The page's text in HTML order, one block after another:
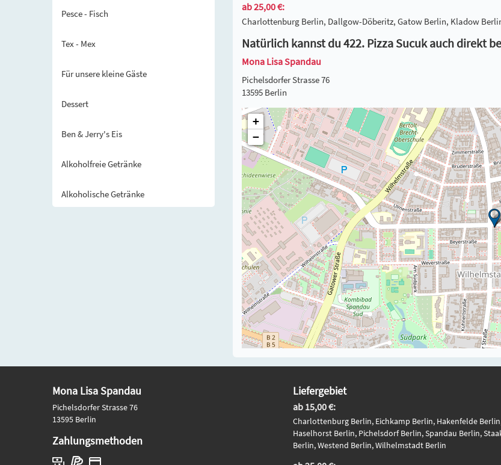
Pesce - Fisch
Tex - Mex
Für unsere kleine Gäste
Dessert
Ben & Jerry's Eis
Alkoholfreie Getränke
Alkoholische Getränke
ab 25,00 €:
Charlottenburg Berlin, Dallgow-Döberitz, Gatow Berlin, Kladow
Natürlich kannst du 422. Pizza Sucuk auch direkt
Mona Lisa Spandau
Pichelsdorfer Strasse 76
13595 Berlin
+
−
Mona Lisa Spandau
Pichelsdorfer Strasse 76
13595 Berlin
Zahlungsmethoden
Liefergebiet
ab 15,00 €:
Charlottenburg Berlin, Eichkamp Berlin, Hakenfelde
Haselhorst Berlin, Pichelsdorf Berlin, Spandau Berlin,
Berlin, Westend Berlin, Wilhelmstadt Berlin